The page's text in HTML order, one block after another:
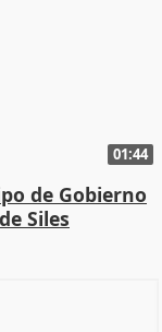
01:44
de Gobierno
Siles